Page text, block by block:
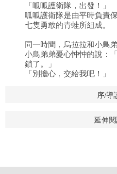
「呱呱護衛隊，出發！」
呱呱護衛隊是由平時負責
七隻勇敢的青蛙所組成。
同一時間，烏拉拉和小鳥
小鳥弟弟憂心忡忡的說：
鎖了。」
「別擔心，交給我吧！」
序/導
延伸